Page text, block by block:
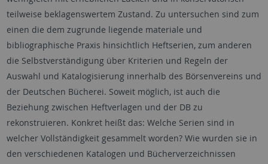
teilweise beklagenswertem Zustand. Zu untersuchen sind zum
einen die dem zugrunde liegende materiale und
bibliographische Praxis hinsichtlich Heftserien, zum anderen
die Selbstverständigung über Kriterien und Regeln der
Auswahl und Katalogisierung innerhalb des Börsenvereins und
der Deutschen Bücherei. Soweit möglich, ist auch die
Beziehung zwischen Heftverlagen und der DB zu
rekonstruieren. Konkret heißt das: Welche Serien sind in
welcher Vollständigkeit gesammelt worden? Wie wurden sie in
den verschiedenen Katalogen und Bücherverzeichnissen